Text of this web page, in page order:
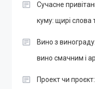
Сучасне
куму: щирі слова
Вино з
вино смачним і
Проект чи